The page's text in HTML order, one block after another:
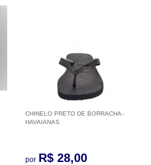
CHINELO PRETO DE BORRACHA -
HAVAIANAS
por R$ 28,00